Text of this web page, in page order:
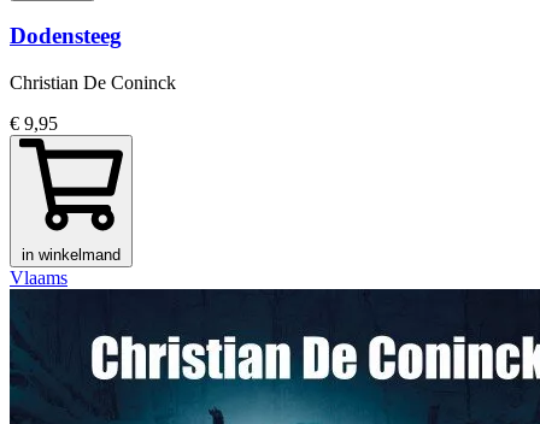
Dodensteeg
Christian De Coninck
€ 9,95
in winkelmand
Vlaams